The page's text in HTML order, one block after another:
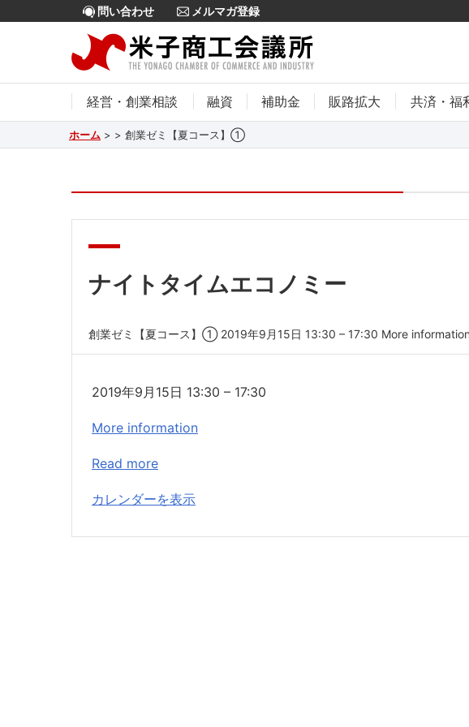
問い合わせ メルマガ登録
経営・創業相談 融資 補助金 販路拡大 共済・福
ホーム > > 創業ゼミ【夏コース】①
ナイトタイムエコノミー
創業ゼミ【夏コース】① 2019年9月15日 13:30 – 17:30 More
創
ゼ
ミ
コ
2019年9月15日 13:30 – 17:30
More information
Read more
カレンダーを表示